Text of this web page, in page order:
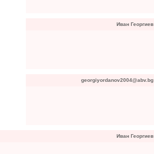
Иван Георгиев
georgiyordanov2004@abv.bg
Иван Георгиев